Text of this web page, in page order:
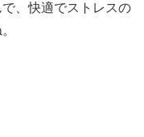
、快適でストレスの